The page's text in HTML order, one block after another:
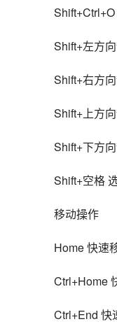
Shift+左方
Shift+右方
Shift+上方
Shift+下方
Shift+空格
移动操作
Home 快速
Ctrl+Home
Ctrl+End 快